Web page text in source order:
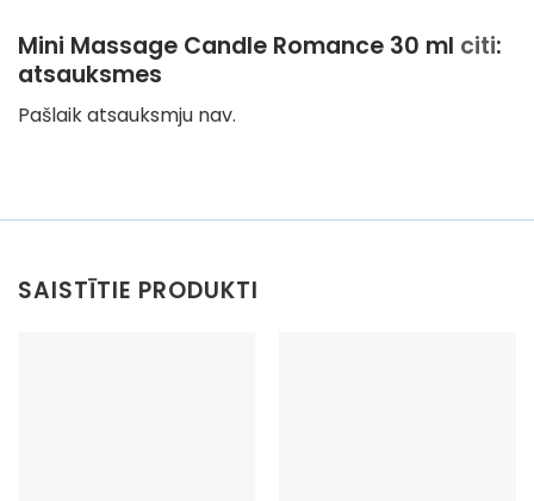
Mini Massage Candle Romance 30 ml citi:
atsauksmes
Pašlaik atsauksmju nav.
SAISTĪTIE PRODUKTI